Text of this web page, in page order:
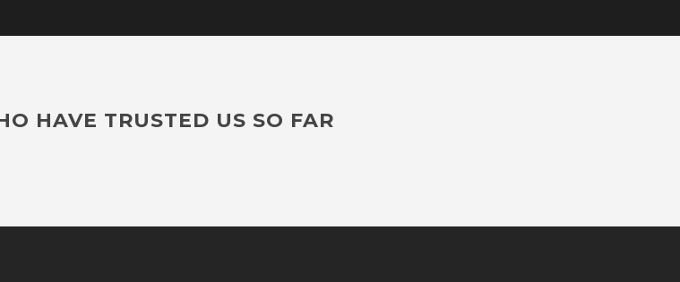
HAVE TRUSTED US SO FAR